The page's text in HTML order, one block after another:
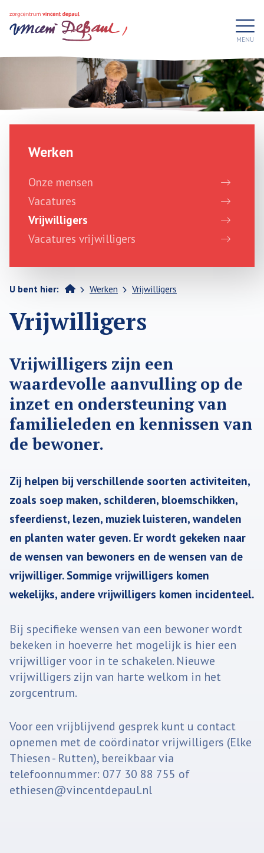
Werken
Onze mensen
Vacatures
Vrijwilligers
Vacatures vrijwilligers
U bent hier:
Home > Werken Vrijwilligers
Vrijwilligers
Vrijwilligers zijn een
waardevolle aanvulling op de
inzet en ondersteuning van
familieleden en kennissen van
de bewoner.
Zij helpen bij verschillende soorten activiteiten,
zoals soep maken, schilderen, bloemschikken,
sfeerdienst, lezen, muziek luisteren, wandelen
en planten water geven. Er wordt gekeken naar
de wensen van bewoners en de wensen van de
vrijwilliger. Sommige vrijwilligers komen
wekelijks, andere vrijwilligers komen incidenteel.
Bij specifieke wensen van een bewoner wordt
bekeken in hoeverre het mogelijk is hier een
vrijwilliger voor in te schakelen. Nieuwe
vrijwilligers zijn van harte welkom in het
zorgcentrum.
Voor een vrijblijvend gesprek kunt u contact
opnemen met de coördinator vrijwilligers (Elke
Thiesen - Rutten), bereikbaar via
telefoonnummer: 077 30 88 755 of
ethiesen@vincentdepaul.nl